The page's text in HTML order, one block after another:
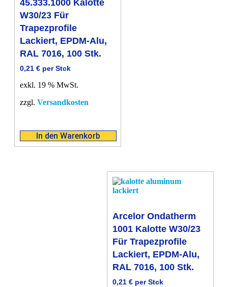
45.333.1000 Kalotte
W30/23 Für
Trapezprofile
Lackiert, EPDM-Alu,
RAL 7016, 100 Stk.
0,21 € per Stck
exkl. 19 % MwSt.
zzgl. Versandkosten
In den Warenkorb
Arcelor Ondatherm
1001 Kalotte W30/23
Für Trapezprofile
Lackiert, EPDM-Alu,
RAL 7016, 100 Stk.
0,21 € per Stck